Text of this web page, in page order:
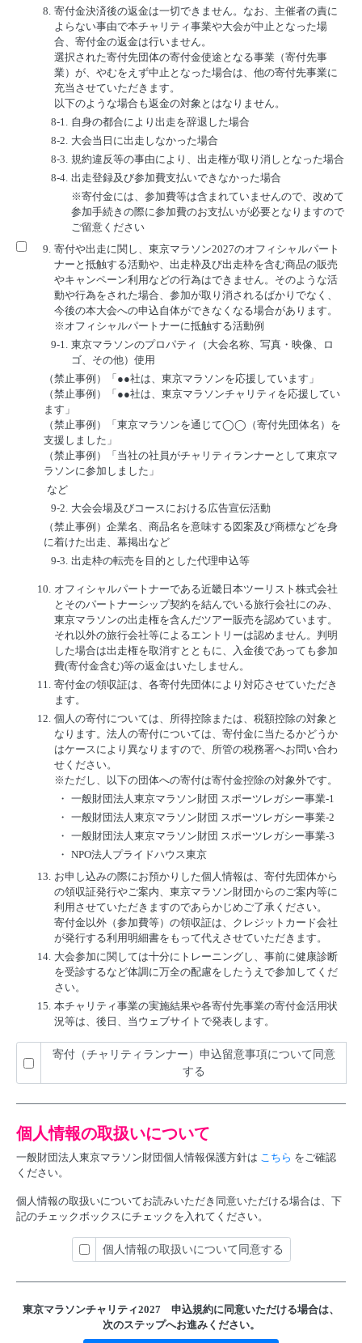
8. 寄付金決済後の返金は一切できません。なお、主催者の責に
よらない事由で本チャリティ事業や大会が中止となった場
合、寄付金の返金は行いません。
選択された寄付先団体の寄付金使途となる事業（寄付先事
業）が、やむをえず中止となった場合は、他の寄付先事業に
充当させていただきます。
以下のような場合も返金の対象とはなりません。
8-1. 自身の都合により出走を辞退した場合
8-2. 大会当日に出走しなかった場合
8-3. 規約違反等の事由により、出走権が取り消しとなった場合
8-4. 出走登録及び参加費支払いできなかった場合
※寄付金には、参加費等は含まれていませんので、改めて
参加手続きの際に参加費のお支払いが必要となりますので
ご留意ください
9. 寄付や出走に関し、東京マラソン2027のオフィシャルパート
ナーと抵触する活動や、出走枠及び出走枠を含む商品の販売
やキャンペーン利用などの行為はできません。そのような活
動や行為をされた場合、参加が取り消されるばかりでなく、
今後の本大会への申込自体ができなくなる場合があります。
※オフィシャルパートナーに抵触する活動例
9-1. 東京マラソンのプロパティ（大会名称、写真・映像、ロ
ゴ、その他）使用
（禁止事例）「●●社は、東京マラソンを応援しています」
（禁止事例）「●●社は、東京マラソンチャリティを応援してい
ます」
（禁止事例）「東京マラソンを通じて◯◯（寄付先団体名）を
支援しました」
（禁止事例）「当社の社員がチャリティランナーとして東京マ
ラソンに参加しました」
など
9-2. 大会会場及びコースにおける広告宣伝活動
（禁止事例）企業名、商品名を意味する図案及び商標などを身
に着けた出走、幕掲出など
9-3. 出走枠の転売を目的とした代理申込等
10. オフィシャルパートナーである近畿日本ツーリスト株式会社
とそのパートナーシップ契約を結んでいる旅行会社にのみ、
東京マラソンの出走権を含んだツアー販売を認めています。
それ以外の旅行会社等によるエントリーは認めません。判明
した場合は出走権を取消すとともに、入金後であっても参加
費(寄付金含む)等の返金はいたしません。
11. 寄付金の領収証は、各寄付先団体により対応させていただき
ます。
12. 個人の寄付については、所得控除または、税額控除の対象と
なります。法人の寄付については、寄付金に当たるかどうか
はケースにより異なりますので、所管の税務署へお問い合わ
せください。
※ただし、以下の団体への寄付は寄付金控除の対象外です。
・ 一般財団法人東京マラソン財団 スポーツレガシー事業-1
・ 一般財団法人東京マラソン財団 スポーツレガシー事業-2
・ 一般財団法人東京マラソン財団 スポーツレガシー事業-3
・ NPO法人プライドハウス東京
13. お申し込みの際にお預かりした個人情報は、寄付先団体から
の領収証発行やご案内、東京マラソン財団からのご案内等に
利用させていただきますのであらかじめご了承ください。
寄付金以外（参加費等）の領収証は、クレジットカード会社
が発行する利用明細書をもって代えさせていただきます。
14. 大会参加に関しては十分にトレーニングし、事前に健康診断
を受診するなど体調に万全の配慮をしたうえで参加してくだ
さい。
15. 本チャリティ事業の実施結果や各寄付先事業の寄付金活用状
況等は、後日、当ウェブサイトで発表します。
寄付（チャリティランナー）申込留意事項について同意
する
個人情報の取扱いについて
一般財団法人東京マラソン財団個人情報保護方針は こちら をご確認
ください。
個人情報の取扱いについてお読みいただき同意いただける場合は、下
記のチェックボックスにチェックを入れてください。
個人情報の取扱いについて同意する
東京マラソンチャリティ2027 申込規約に同意いただける場合は、
次のステップへお進みください。